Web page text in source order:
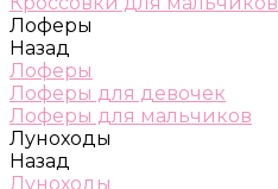
Лоферы
Назад
Лоферы
Лоферы для девочек
Лоферы для мальчиков
Луноходы
Назад
Луноходы